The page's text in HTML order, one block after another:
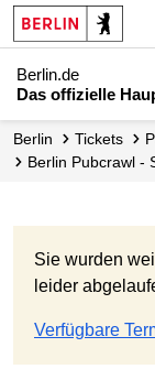
Berlin.de
Das offizielle
Berlin Tickets
Berlin Pubcrawl -
Sie wurden
leider
Verfügbare